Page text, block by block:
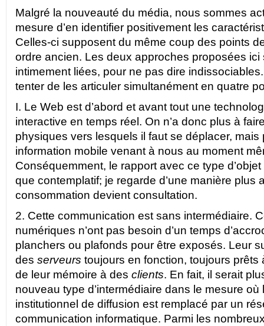
Malgré la nouveauté du média, nous sommes
mesure d’en identifier positivement les
Celles-ci supposent du même coup des points
ordre ancien. Les deux approches proposées ici
intimement liées, pour ne pas dire
tenter de les articuler simultanément en quatre
I. Le Web est d’abord et avant tout une
interactive en temps réel. On n’a donc plus à
physiques vers lesquels il faut se déplacer, mais
information mobile venant à nous au moment
Conséquemment, le rapport avec ce type
que contemplatif; je regarde d’une manière plus
consommation devient consultation.
2. Cette communication est sans intermédiaire.
numériques n’ont pas besoin d’un temps
planchers ou plafonds pour être exposés. Leur
des serveurs toujours en fonction, toujours prêts
de leur mémoire à des clients. En fait, il serait
nouveau type d’intermédiaire dans le mesure où
institutionnel de diffusion est remplacé par un
communication informatique. Parmi les